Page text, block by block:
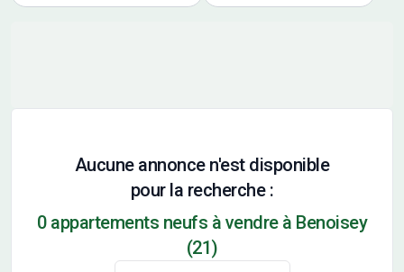
Aucune annonce n'est disponible
pour la recherche :
0 appartements neufs à vendre à Benoisey
(21)